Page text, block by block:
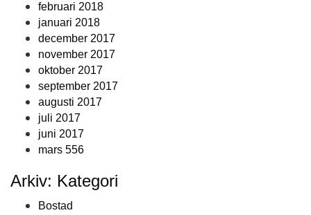
februari 2018
januari 2018
december 2017
november 2017
oktober 2017
september 2017
augusti 2017
juli 2017
juni 2017
mars 556
Arkiv: Kategori
Bostad